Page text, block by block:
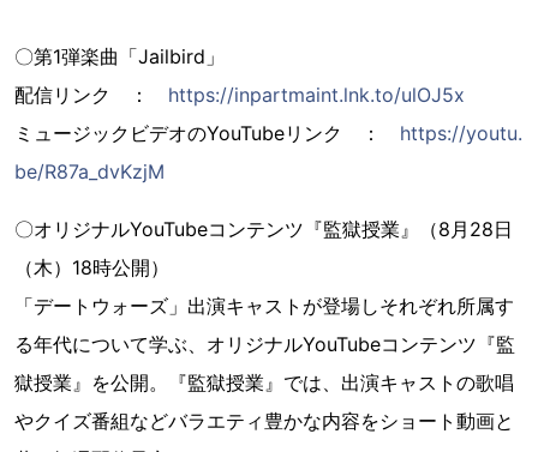
〇第1弾楽曲「Jailbird」
配信リンク ： https://inpartmaint.lnk.to/ulOJ5x
ミュージックビデオのYouTubeリンク ： https://youtu.
be/R87a_dvKzjM
〇オリジナルYouTubeコンテンツ『監獄授業』（8月28日
（木）18時公開）
「デートウォーズ」出演キャストが登場しそれぞれ所属す
る年代について学ぶ、オリジナルYouTubeコンテンツ『監
獄授業』を公開。『監獄授業』では、出演キャストの歌唱
やクイズ番組などバラエティ豊かな内容をショート動画と